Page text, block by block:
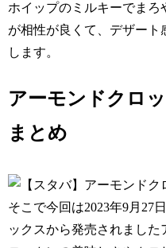
ホイップのミルキーでまろ
が相性が良くて、デザート
します。
アーモンドクロ
まとめ
そこで今回は2023年9月27
ックスから発売されました